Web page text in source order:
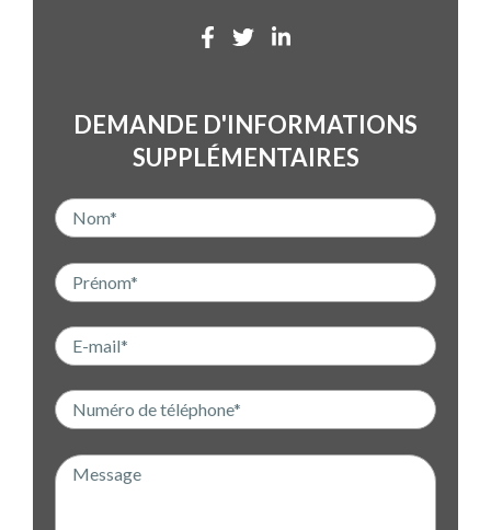
DEMANDE D'INFORMATIONS
SUPPLÉMENTAIRES